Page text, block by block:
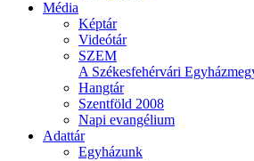
Média
Képtár
Videótár
SZEM
A Székesfehérvári
Hangtár
Szentföld 2008
Napi evangélium
Adattár
Egyházunk